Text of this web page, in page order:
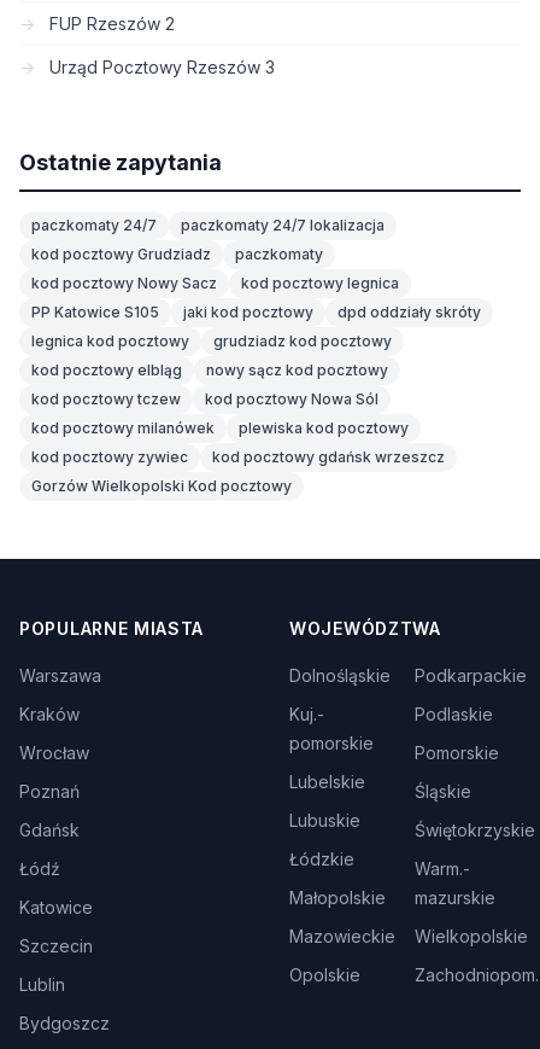
FUP Rzeszów 2
Urząd Pocztowy Rzeszów 3
Ostatnie zapytania
paczkomaty 24/7
paczkomaty 24/7 lokalizacja
kod pocztowy Grudziadz
paczkomaty
kod pocztowy Nowy Sacz
kod pocztowy legnica
PP Katowice S105
jaki kod pocztowy
dpd oddziały skróty
legnica kod pocztowy
grudziadz kod pocztowy
kod pocztowy elbląg
nowy sącz kod pocztowy
kod pocztowy tczew
kod pocztowy Nowa Sól
kod pocztowy milanówek
plewiska kod pocztowy
kod pocztowy zywiec
kod pocztowy gdańsk wrzeszcz
Gorzów Wielkopolski Kod pocztowy
POPULARNE MIASTA
Warszawa
Kraków
Wrocław
Poznań
Gdańsk
Łódź
Katowice
Szczecin
Lublin
Bydgoszcz
WOJEWÓDZTWA
Dolnośląskie
Kuj.-
pomorskie
Lubelskie
Lubuskie
Łódzkie
Małopolskie
Mazowieckie
Opolskie
Podkarpackie
Podlaskie
Pomorskie
Śląskie
Świętokrzyskie
Warm.-
mazurskie
Wielkopolskie
Zachodniopom.